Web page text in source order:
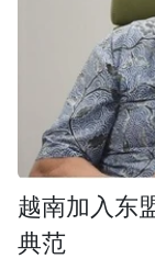
越南加入东
典范